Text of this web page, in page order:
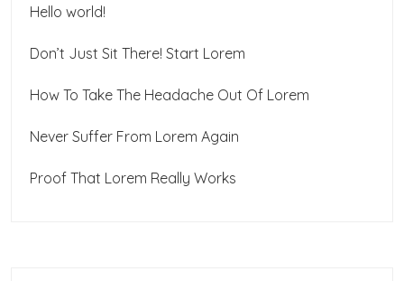
Hello world!
Don’t Just Sit There! Start Lorem
How To Take The Headache Out Of Lorem
Never Suffer From Lorem Again
Proof That Lorem Really Works